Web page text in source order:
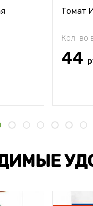
Томат
Кол-во
44